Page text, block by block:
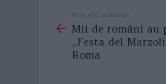
more
Articolul anterior
Mii de români au
„Festa del
Roma